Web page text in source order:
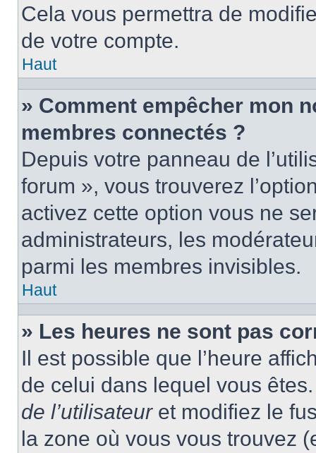
Cela vous permettra de
de votre compte.
Haut
» Comment empêcher mon
membres connectés ?
Depuis votre panneau de
forum », vous trouverez
activez cette option vous ne
administrateurs, les
parmi les membres invisibles.
Haut
» Les heures ne sont pas
Il est possible que l’heure
de celui dans lequel vous
de l’utilisateuret modifiez le
la zone où vous vous trouvez